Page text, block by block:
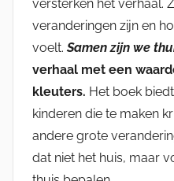
versterken het verhaal.
veranderingen zijn en
voelt.Samen zijn we
verhaal met een
kleuters. Het boek
kinderen die te maken
andere grote
dat niet het huis, maar